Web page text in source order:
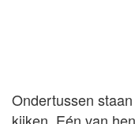
Ondertussen